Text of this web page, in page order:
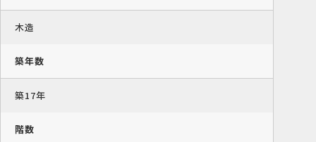
木造
築年数
築17年
階数